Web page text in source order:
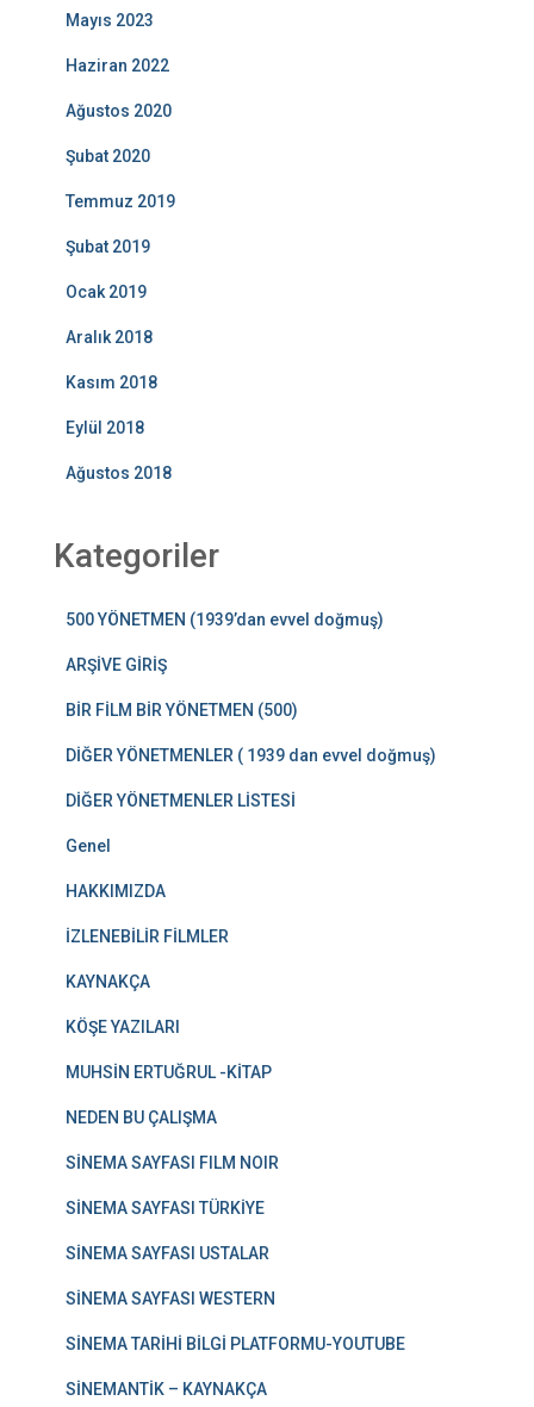
Mayıs 2023
Haziran 2022
Ağustos 2020
Şubat 2020
Temmuz 2019
Şubat 2019
Ocak 2019
Aralık 2018
Kasım 2018
Eylül 2018
Ağustos 2018
Kategoriler
500 YÖNETMEN (1939’dan evvel doğmuş)
ARŞİVE GİRİŞ
BİR FİLM BİR YÖNETMEN (500)
DİĞER YÖNETMENLER ( 1939 dan evvel doğmuş)
DİĞER YÖNETMENLER LİSTESİ
Genel
HAKKIMIZDA
İZLENEBİLİR FİLMLER
KAYNAKÇA
KÖŞE YAZILARI
MUHSİN ERTUĞRUL -KİTAP
NEDEN BU ÇALIŞMA
SİNEMA SAYFASI FILM NOIR
SİNEMA SAYFASI TÜRKİYE
SİNEMA SAYFASI USTALAR
SİNEMA SAYFASI WESTERN
SİNEMA TARİHİ BİLGİ PLATFORMU-YOUTUBE
SİNEMANTİK – KAYNAKÇA